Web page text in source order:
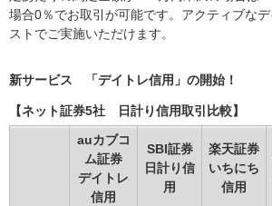
場合0％でお取引が可能です。アクティブな
ストでご実施いただけます。
新サービス 「デイトレ信用」の開始！
【ネット証券5社 日計り信用取引比較】
auカブコ
ム証券
デイトレ
信用
SBI証券
日計り信
用
楽天証券
いちにち
信用